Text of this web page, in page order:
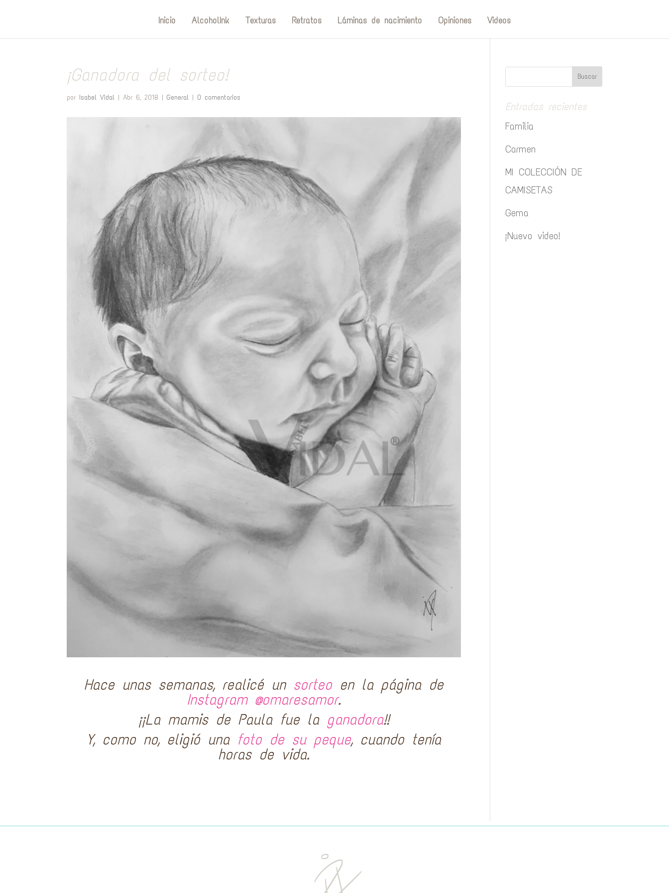
Inicio AlcoholInk Texturas Retratos Láminas de nacimiento Opiniones Videos
¡Ganadora del sorteo!
por Isabel Vidal |Abr 6, 2018 |General | 0 comentarios
Hace unas semanas, realicé un sorteoen la página de
Instagram @omaresamor.
¡¡La mamis de Paula fue la ganadora!!
Y, como no, eligió unafoto de su peque, cuando tenía
horas de vida.
Entradas recientes
Familia
Carmen
MI COLECCIÓN DE
CAMISETAS
Gema
¡Nuevo video!